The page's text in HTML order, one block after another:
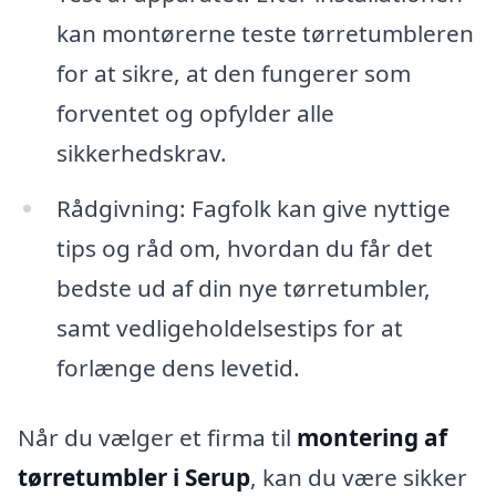
kan montørerne teste tørretumbleren
for at sikre, at den fungerer som
forventet og opfylder alle
sikkerhedskrav.
Rådgivning: Fagfolk kan give nyttige
tips og råd om, hvordan du får det
bedste ud af din nye tørretumbler,
samt vedligeholdelsestips for at
forlænge dens levetid.
Når du vælger et firma til montering af
tørretumbler i Serup, kan du være sikker